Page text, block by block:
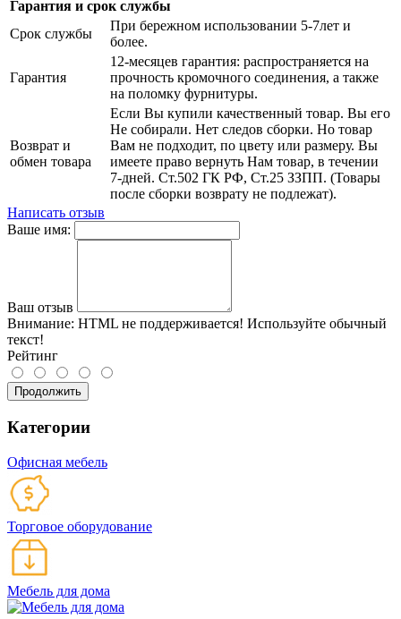
Гарантия и срок службы
Срок службы
При бережном использовании 5-7лет и
более.
Гарантия
12-месяцев гарантия: распространяется на
прочность кромочного соединения, а также
на поломку фурнитуры.
Возврат и
обмен товара
Если Вы купили качественный товар. Вы его
Не собирали. Нет следов сборки. Но товар
Вам не подходит, по цвету или размеру. Вы
имеете право вернуть Нам товар, в течении
7-дней. Ст.502 ГК РФ, Ст.25 ЗЗПП. (Товары
после сборки возврату не подлежат).
Написать отзыв
Ваше имя:
Ваш отзыв
Внимание: HTML не поддерживается! Используйте обычный
текст!
Рейтинг
Продолжить
Категории
Офисная мебель
Торговое оборудование
Мебель для дома